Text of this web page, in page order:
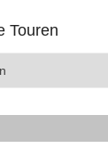
Touren